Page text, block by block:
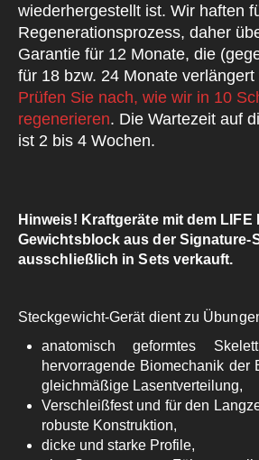
wiederhergestellt ist. Wir haften
Regenerationsprozess, daher
Garantie für 12 Monate, die
für 18 bzw. 24 Monate
Prüfen Sie nach, wie wir in 10
regenerieren. Die Wartezeit auf
ist 2 bis 4 Wochen.
Hinweis! Kraftgeräte mit dem LIFE
Gewichtsblock aus der Signature-
ausschließlich in Sets verkauft.
Steckgewicht-Gerät dient zu
anatomisch geformtes
hervorragende Biomechanik der
gleichmäßige Lasentverteilung,
Verschleißfest und für den
robuste Konstruktion,
dicke und starke Profile,